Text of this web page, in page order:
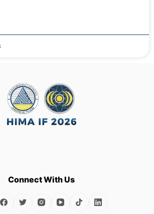
Connect With Us